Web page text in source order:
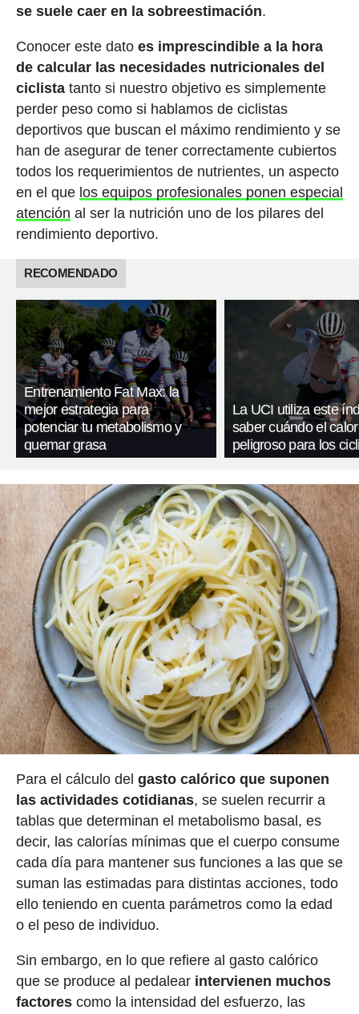
se suele caer en la sobreestimación.
Conocer este dato es imprescindible a la hora
de calcular las necesidades nutricionales del
ciclistatanto si nuestro objetivo es simplemente
perder peso como si hablamos de ciclistas
deportivos que buscan el máximo rendimiento y se
han de asegurar de tener correctamente cubiertos
todos los requerimientos de nutrientes, un aspecto
en el que los equipos profesionales ponen especial
atención al ser la nutrición uno de los pilares del
rendimiento deportivo.
RECOMENDADO
Entrenamiento Fat Max: la
mejor estrategia para
potenciar tu metabolismo y
quemar grasa
La UCI utiliza este
saber cuándo el
peligroso para los
Para el cálculo del gasto calórico que suponen
las actividades cotidianas, se suelen recurrir a
tablas que determinan el metabolismo basal, es
decir, las calorías mínimas que el cuerpo consume
cada día para mantener sus funciones a las que se
suman las estimadas para distintas acciones, todo
ello teniendo en cuenta parámetros como la edad
o el peso de individuo.
Sin embargo, en lo que refiere al gasto calórico
que se produce al pedalear intervienen muchos
factorescomo la intensidad del esfuerzo, las